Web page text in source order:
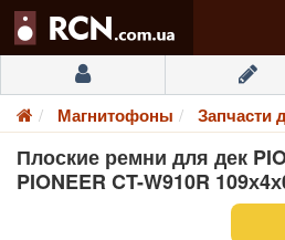
Магнитофоны Запчасти
Плоские ремни для дек
PIONEER CT-W910R